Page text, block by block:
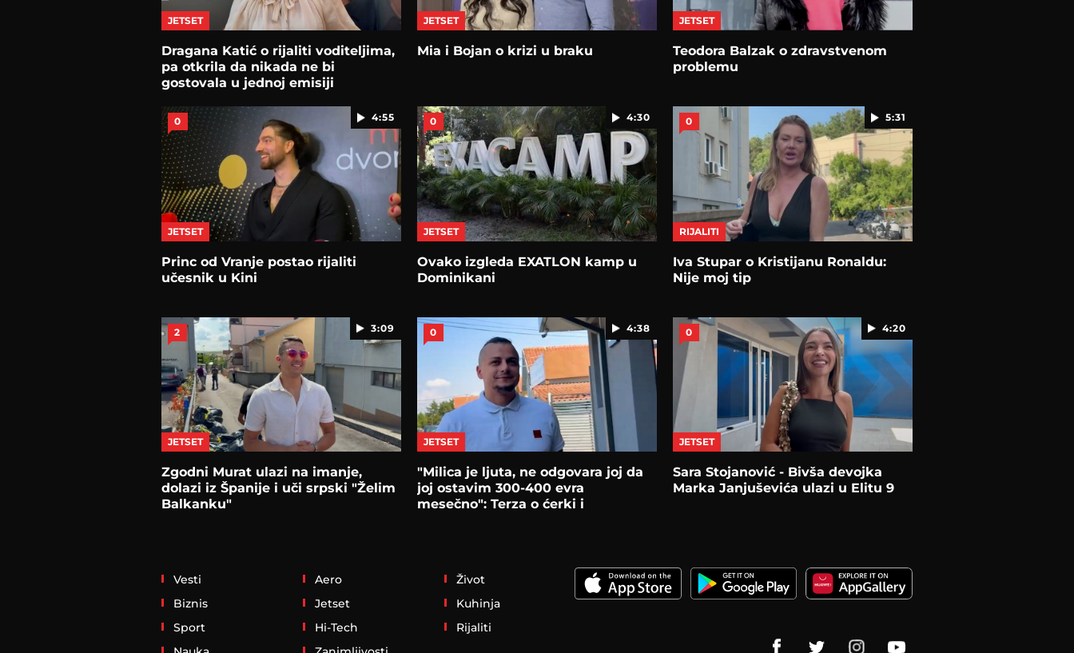
JETSET
Dragana Katić o rijaliti voditeljima,
pa otkrila da nikada ne bi
gostovala u jednoj emisiji
JETSET
Mia i Bojan o krizi u braku
JETSET
Teodora Balzak o zdravstvenom
problemu
4:55
0
JETSET
Princ od Vranje postao rijaliti
učesnik u Kini
4:30
0
JETSET
Ovako izgleda EXATLON kamp u
Dominikani
5:31
0
RIJALITI
Iva Stupar o Kristijanu Ronaldu:
Nije moj tip
3:09
2
JETSET
Zgodni Murat ulazi na imanje,
dolazi iz Španije i uči srpski "Želim
Balkanku"
4:38
0
JETSET
"Milica je ljuta, ne odgovara joj da
joj ostavim 300-400 evra
mesečno": Terza o ćerki i
4:20
0
JETSET
Sara Stojanović - Bivša devojka
Marka Janjuševića ulazi u Elitu 9
Vesti
Biznis
Sport
Aero
Jetset
Hi-Tech
Život
Kuhinja
Rijaliti